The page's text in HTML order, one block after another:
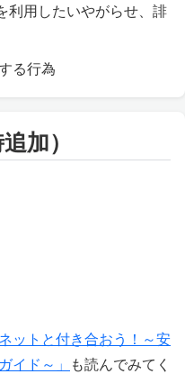
利用したいやがらせ、誹
る行為
加）
ネットと付き合おう！～安
イド～」 も読んでみてく